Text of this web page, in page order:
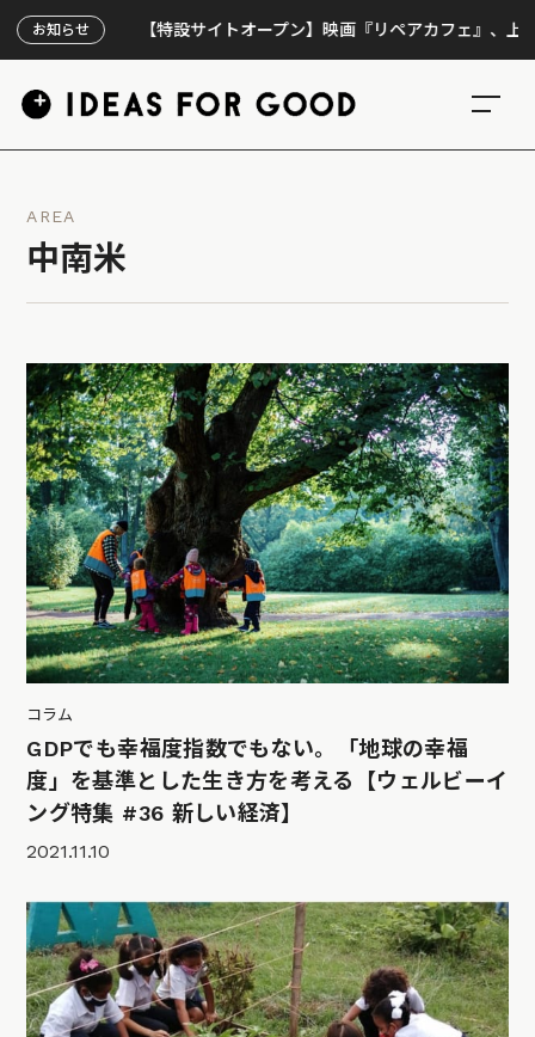
お知らせ【特設サイトオープン】映画『リペアカフェ』、上映300回
AREA
中南米
コラム
GDPでも幸福度指数でもない。「地球の幸福
度」を基準とした生き方を考える【ウェルビーイ
ング特集 #36 新しい経済】
2021.11.10